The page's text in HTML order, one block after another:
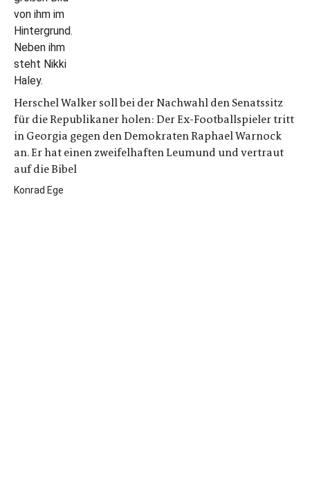
Herschel Walker soll bei der Nachwahl den Senatssitz
für die Republikaner holen: Der Ex-Footballspieler tritt
in Georgia gegen den Demokraten Raphael Warnock
an. Er hat einen zweifelhaften Leumund und vertraut
auf die Bibel
Konrad Ege